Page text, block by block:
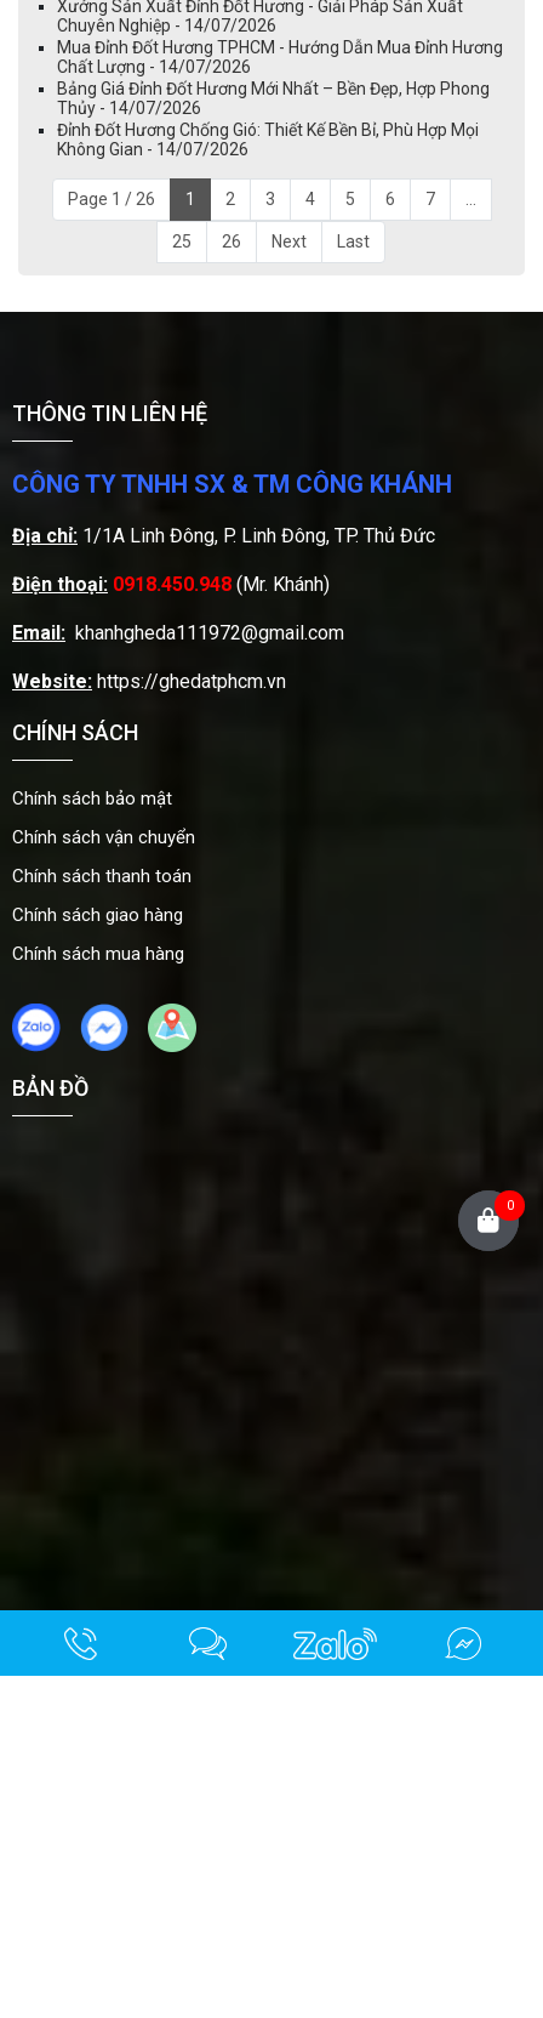
Xưởng Sản Xuất Đỉnh Đốt Hương - Giải Pháp Sản Xuất
Chuyên Nghiệp - 14/07/2026
Mua Đỉnh Đốt Hương TPHCM - Hướng Dẫn Mua Đỉnh Hương
Chất Lượng - 14/07/2026
Bảng Giá Đỉnh Đốt Hương Mới Nhất – Bền Đẹp, Hợp Phong
Thủy - 14/07/2026
Đỉnh Đốt Hương Chống Gió: Thiết Kế Bền Bỉ, Phù Hợp Mọi
Không Gian - 14/07/2026
Page 1 / 26 1 2 3 4 5 6 7
25 26 Next Last
THÔNG TIN LIÊN HỆ
CÔNG TY TNHH SX & TM CÔNG KHÁNH
Địa chỉ: 1/1A Linh Đông, P. Linh Đông, TP. Thủ Đức
Điện thoại: 0918.450.948 (Mr. Khánh)
Email: khanhgheda111972@gmail.com
Website: https://ghedatphcm.vn
CHÍNH SÁCH
Chính sách bảo mật
Chính sách vận chuyển
Chính sách thanh toán
Chính sách giao hàng
Chính sách mua hàng
BẢN ĐỒ
0